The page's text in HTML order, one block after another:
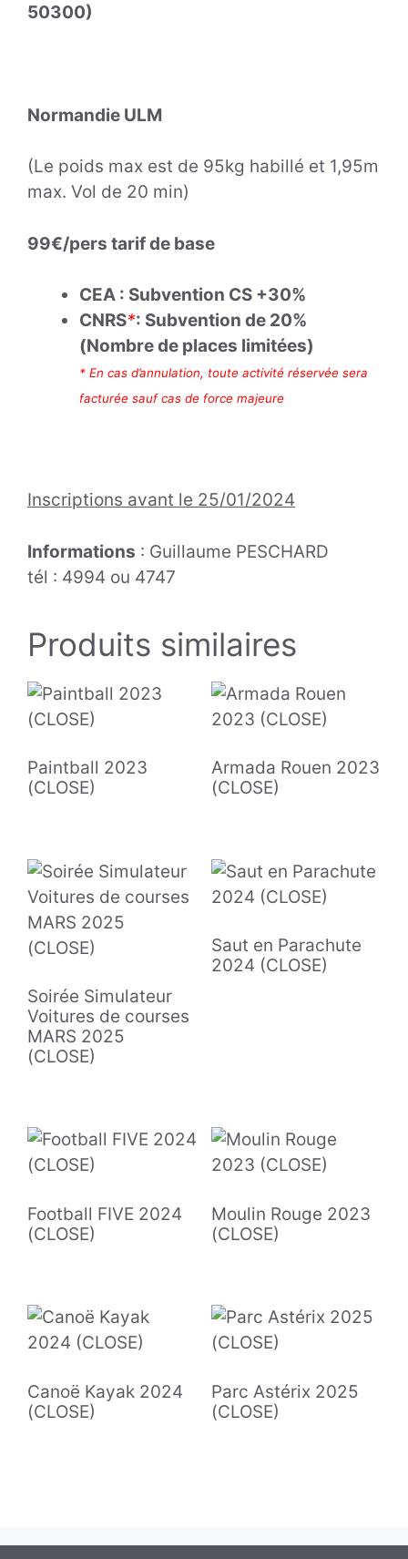
50300)
Normandie ULM
(Le poids max est de 95kg habillé et 1,95m
max. Vol de 20 min)
99€/pers tarif de base
CEA : Subvention CS +30%
CNRS*: Subvention de 20%
(Nombre de places limitées)
* En cas d’annulation, toute activité réservée sera
facturée sauf cas de force majeure
Inscriptions avant le 25/01/2024
Informations : Guillaume PESCHARD
tél : 4994 ou 4747
Produits similaires
Paintball 2023
(CLOSE)
Armada Rouen 2023
(CLOSE)
Soirée Simulateur
Voitures de courses
MARS 2025
(CLOSE)
Saut en Parachute
2024 (CLOSE)
Football FIVE 2024
(CLOSE)
Moulin Rouge 2023
(CLOSE)
Canoë Kayak 2024
(CLOSE)
Parc Astérix 2025
(CLOSE)